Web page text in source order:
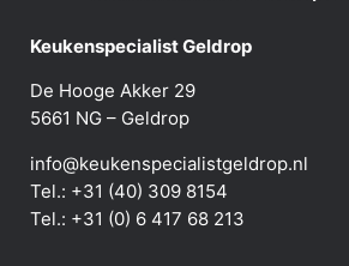
Keukenspecialist Geldrop
De Hooge Akker 29
5661 NG – Geldrop
info@keukenspecialistgeldrop.nl
Tel.: +31 (40) 309 8154
Tel.: +31 (0) 6 417 68 213